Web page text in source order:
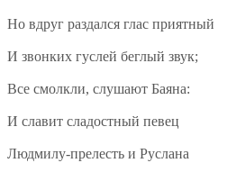
Но вдруг раздался глас приятный
И звонких гуслей беглый звук;
Все смолкли, слушают Баяна:
И славит сладостный певец
Людмилу-прелесть и Руслана